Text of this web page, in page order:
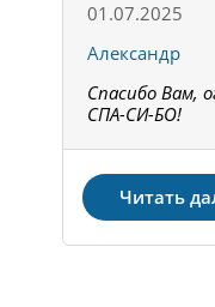
01.07.2025
Александр
Спасибо Вам,
СПА-СИ-БО!
Читать